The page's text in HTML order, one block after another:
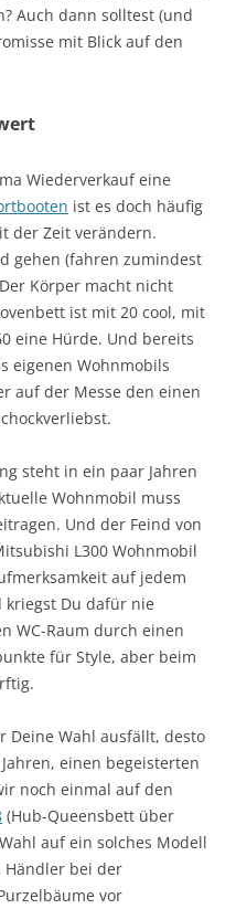
Auch dann solltest (und
mit Blick auf den
Wiederverkauf eine
ist es doch häufig
der Zeit verändern.
gehen (fahren zumindest
Körper macht nicht
ist mit 20 cool, mit
eine Hürde. Und bereits
eigenen Wohnmobils
auf der Messe den einen
steht in ein paar Jahren
Wohnmobil muss
Und der Feind von
L300 Wohnmobil
auf jedem
kriegst Du dafür nie
WC-Raum durch einen
für Style, aber beim
Deine Wahl ausfällt, desto
einen begeisterten
noch einmal auf den
(Hub-Queensbett über
auf ein solches Modell
Händler bei der
vor